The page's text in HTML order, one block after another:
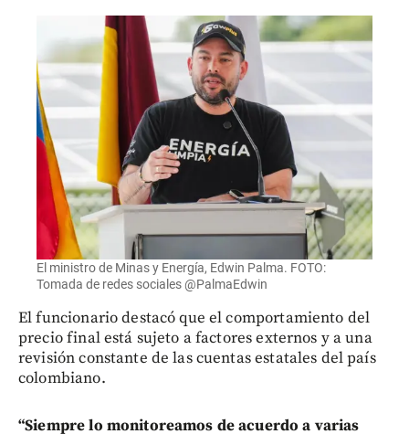
El ministro de Minas y Energía, Edwin Palma. FOTO:
Tomada de redes sociales @PalmaEdwin
El funcionario destacó que el comportamiento del
precio final está sujeto a factores externos y a una
revisión constante de las cuentas estatales del país
colombiano.
“Siempre lo monitoreamos de acuerdo a varias